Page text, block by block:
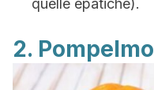
quelle epatiche).
2. Pompelmo